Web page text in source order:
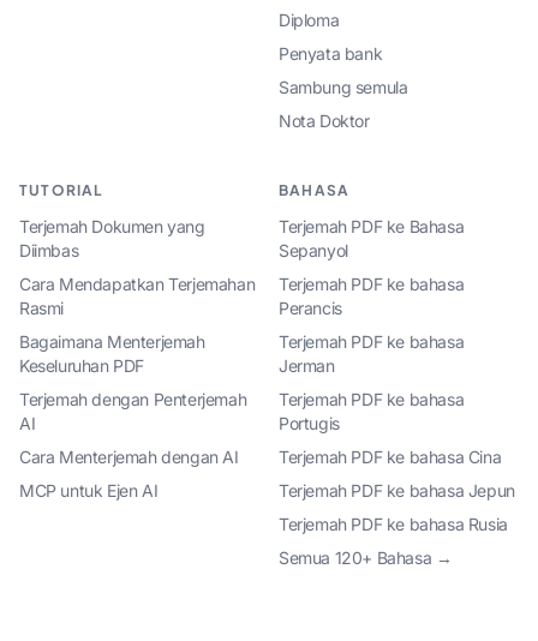
Diploma
Penyata bank
Sambung semula
Nota Doktor
TUTORIAL
Terjemah Dokumen yang
Diimbas
Cara Mendapatkan Terjemahan
Rasmi
Bagaimana Menterjemah
Keseluruhan PDF
Terjemah dengan Penterjemah
AI
Cara Menterjemah dengan AI
MCP untuk Ejen AI
BAHASA
Terjemah PDF ke Bahasa
Sepanyol
Terjemah PDF ke bahasa
Perancis
Terjemah PDF ke bahasa
Jerman
Terjemah PDF ke bahasa
Portugis
Terjemah PDF ke bahasa Cina
Terjemah PDF ke bahasa Jepun
Terjemah PDF ke bahasa Rusia
Semua 120+ Bahasa →